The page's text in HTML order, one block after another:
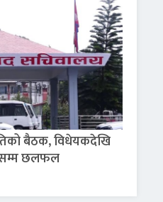
बैठक, विधेयकदेखि
छलफल